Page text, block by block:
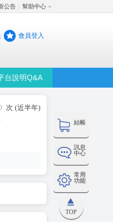
公告 幫助中心
會員登入
台說明Q&A
結帳
訊息
中心
常用
功能
TOP
次 (近半年)